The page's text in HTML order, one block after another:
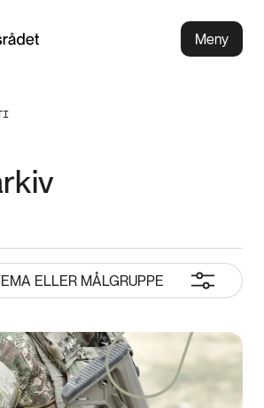
Meny
ELLER MÅLGRUPPE